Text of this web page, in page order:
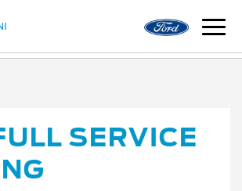
SERVICE